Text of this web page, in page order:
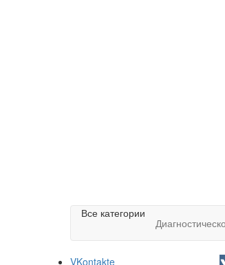
Все категории
VKontakte